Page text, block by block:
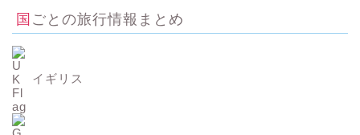
国ごとの旅行情報まとめ
イギリス